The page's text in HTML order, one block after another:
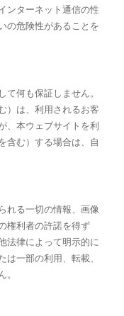
ンターネット通信の性
の危険性があることを
何も保証しません。
）は、利用されるお客
、本ウェブサイトを利
含む）する場合は、自
れる一切の情報、画像
権利者の許諾を得ず
法律によって明示的に
一部の利用、転載、
。